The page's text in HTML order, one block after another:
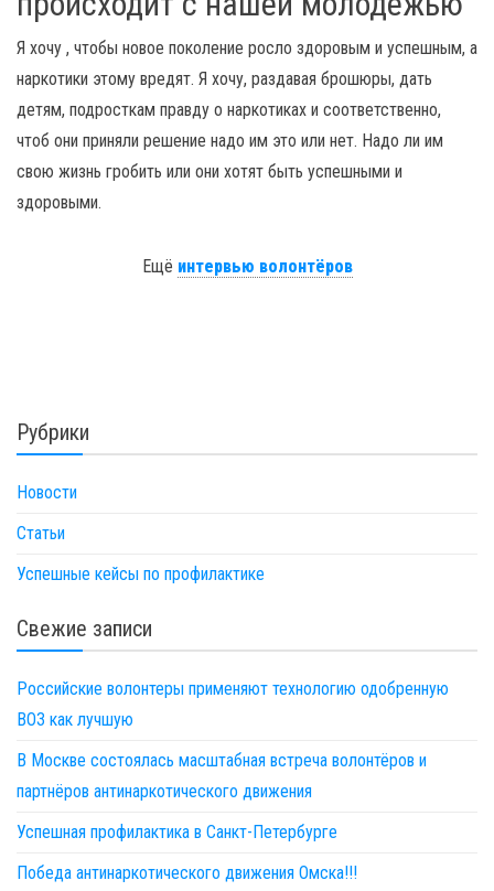
Я хочу , чтобы новое поколение росло здоровым и успешным, а
наркотики этому вредят. Я хочу, раздавая брошюры, дать
детям, подросткам правду о наркотиках и соответственно,
чтоб они приняли решение надо им это или нет. Надо ли им
свою жизнь гробить или они хотят быть успешными и
здоровыми.
Ещё интервью волонтёров
Рубрики
Новости
Статьи
Успешные кейсы по профилактике
Свежие записи
Российские волонтеры применяют технологию одобренную
ВОЗ как лучшую
В Москве состоялась масштабная встреча волонтёров и
партнёров антинаркотического движения
Успешная профилактика в Санкт-Петербурге
Победа антинаркотического движения Омска!!!